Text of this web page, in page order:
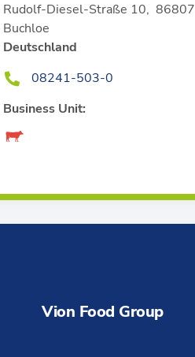
Rudolf-Diesel-Straße 10,86807
Buchloe
Deutschland
08241-503-0
Business Unit:
Vion Food Group